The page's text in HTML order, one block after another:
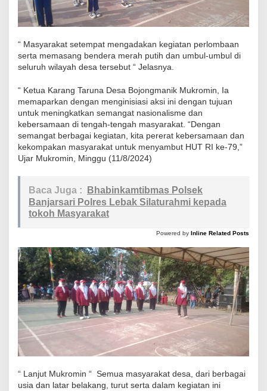
“ Masyarakat setempat mengadakan kegiatan perlombaan
serta memasang bendera merah putih dan umbul-umbul di
seluruh wilayah desa tersebut “ Jelasnya.
“ Ketua Karang Taruna Desa Bojongmanik Mukromin, Ia
memaparkan dengan menginisiasi aksi ini dengan tujuan
untuk meningkatkan semangat nasionalisme dan
kebersamaan di tengah-tengah masyarakat. “Dengan
semangat berbagai kegiatan, kita pererat kebersamaan dan
kekompakan masyarakat untuk menyambut HUT RI ke-79,”
Ujar Mukromin, Minggu (11/8/2024)
Baca Juga :
Bhabinkamtibmas Polsek
Banjarsari Polres Lebak Silaturahmi kepada
tokoh Masyarakat
Powered by Inline Related Posts
“ Lanjut Mukromin “ Semua masyarakat desa, dari berbagai
usia dan latar belakang, turut serta dalam kegiatan ini